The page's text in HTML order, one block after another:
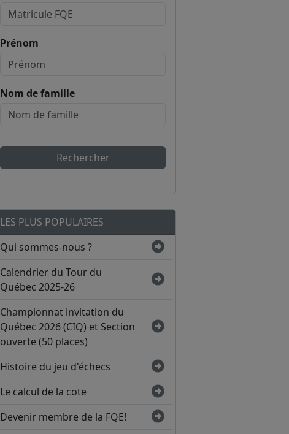
Prénom
Nom de famille
Rechercher
LES PLUS POPULAIRES
Qui sommes-nous ?
Calendrier du Tour du
Québec 2025-26
Championnat invitation du
Québec 2026 (CIQ) et Section
ouverte (50 places)
Histoire du jeu d'échecs
Le calcul de la cote
Devenir membre de la FQE!